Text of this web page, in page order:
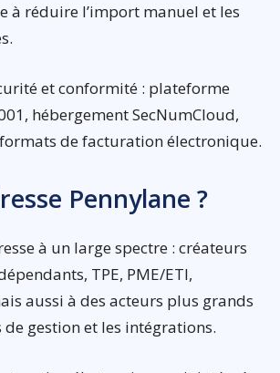
à réduire l’import manuel et les
et conformité : plateforme
hébergement SecNumCloud,
de facturation électronique.
Pennylane ?
à un large spectre : créateurs
TPE, PME/ETI,
aussi à des acteurs plus grands
gestion et les intégrations.